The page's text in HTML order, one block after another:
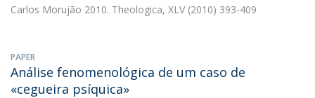
Carlos Morujão 2010. Theologica, XLV (2010) 393-409
PAPER
Análise fenomenológica de um caso de
«cegueira psíquica»